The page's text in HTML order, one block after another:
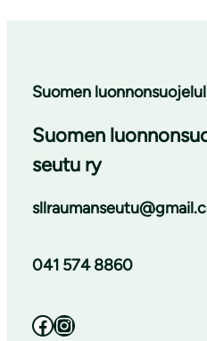
Suomen
Suomen
seutu ry
041 574 8860
Facebook Instagram